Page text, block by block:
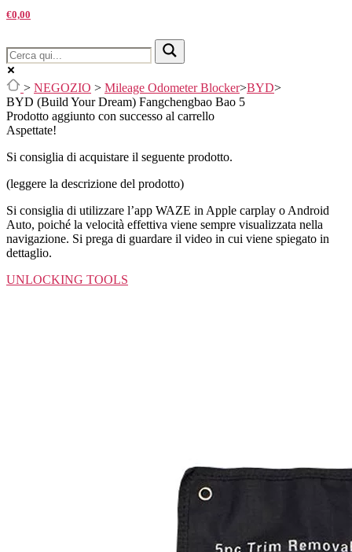
€0,00
> NEGOZIO > Mileage Odometer Blocker>BYD>
BYD (Build Your Dream) Fangchengbao Bao 5
Prodotto aggiunto con successo al carrello
Aspettate!
Si consiglia di acquistare il seguente prodotto.
(leggere la descrizione del prodotto)
Si consiglia di utilizzare l’app WAZE in Apple carplay o Android
Auto, poiché la velocità effettiva viene sempre visualizzata nella
navigazione. Si prega di guardare il video in cui viene spiegato in
dettaglio.
UNLOCKING TOOLS